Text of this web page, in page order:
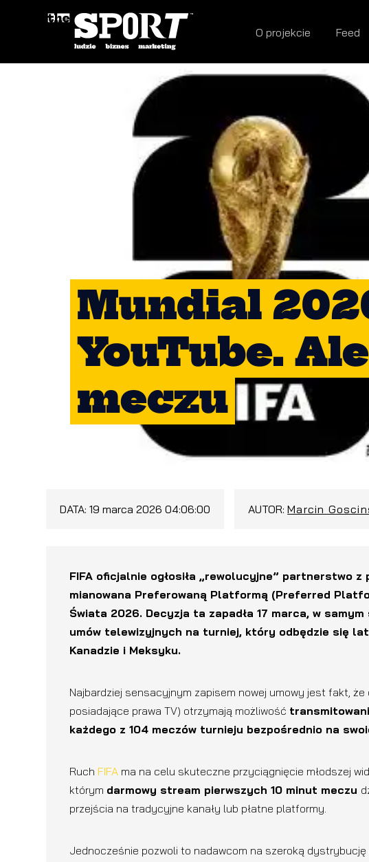
O projekcie Feed
Mundial
YouTube.
meczu
DATA:19 marca 2026 04:06:00 AUTOR:Marcin
FIFA oficjalnie ogłosiła „rewolucyjne” partnerstwo
mianowana Preferowaną Platformą (Preferred
Świata 2026. Decyzja ta zapadła 17 marca, w
umów telewizyjnych na turniej, który odbędzie się
Kanadzie i Meksyku.
Najbardziej sensacyjnym zapisem nowej umowy jest fakt,
posiadające prawa TV) otrzymają możliwość
każdego z 104 meczów turnieju bezpośrednio na
Ruch FIFA ma na celu skuteczne przyciągnięcie młodszej
którym darmowy stream pierwszych 10 minut meczu
przejścia na tradycyjne kanały lub płatne platformy.
Jednocześnie pozwoli to nadawcom na szeroką